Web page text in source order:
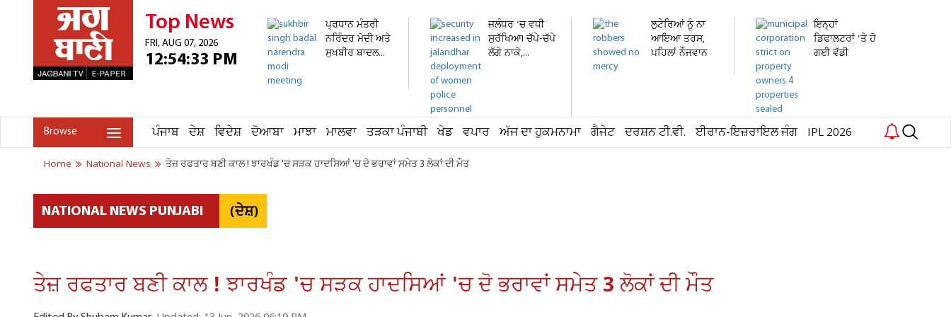
Top News
FRI, AUG 07, 2026
12:54:33 PM
ਪ੍ਰਧਾਨ ਮੰਤਰੀ
ਨਰਿੰਦਰ ਮੋਦੀ ਅਤੇ
ਸੁਖਬੀਰ ਬਾਦਲ...
ਜਲੰਧਰ 'ਚ ਵਧੀ
ਸੁਰੱਖਿਆ! ਚੱਪੇ-ਚੱਪੇ
ਲੱਗੇ ਨਾਕੇ,...
ਲੁਟੇਰਿਆਂ ਨੂੰ ਨਾ
ਆਇਆ ਤਰਸ,
ਪਹਿਲਾਂ ਨੌਜਵਾਨ
ਇਨ੍ਹਾਂ
ਡਿਫਾਲਟਰਾਂ 'ਤੇ ਹੋ
ਗਈ ਵੱਡੀ
Browse ਪੰਜਾਬ ਦੇਸ਼ ਵਿਦੇਸ਼ ਦੋਆਬਾ ਮਾਝਾ ਮਾਲਵਾ ਤੜਕਾ ਪੰਜਾਬੀ ਖੇਡ ਵਪਾਰ ਅੱਜ ਦਾ ਹੁਕਮਨਾਮਾ ਗੈਜੇਟ ਦਰਸ਼ਨ ਟੀ.ਵੀ. ਈਰਾਨ-ਇਜ਼ਰਾਇਲ ਜੰਗ IPL 2026
Home National News ਤੇਜ਼ ਰਫਤਾਰ ਬਣੀ ਕਾਲ ! ਝਾਰਖੰਡ 'ਚ ਸੜਕ ਹਾਦਸਿਆਂ 'ਚ ਦੋ ਭਰਾਵਾਂ ਸਮੇਤ 3 ਲੋਕਾਂ ਦੀ ਮੌਤ
NATIONAL NEWS PUNJABI (ਦੇਸ਼)
ਤੇਜ਼ ਰਫਤਾਰ ਬਣੀ ਕਾਲ ! ਝਾਰਖੰਡ 'ਚ ਸੜਕ ਹਾਦਸਿਆਂ 'ਚ ਦੋ ਭਰਾਵਾਂ ਸਮੇਤ 3 ਲੋਕਾਂ ਦੀ ਮੌਤ